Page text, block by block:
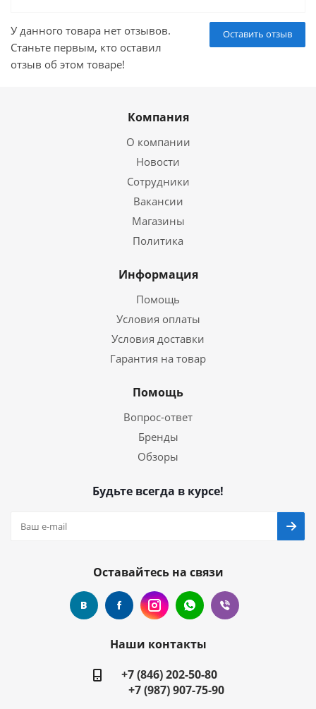
Оставить отзыв
У данного товара нет отзывов.
Станьте первым, кто оставил
отзыв об этом товаре!
Компания
О компании
Новости
Сотрудники
Вакансии
Магазины
Политика
Информация
Помощь
Условия оплаты
Условия доставки
Гарантия на товар
Помощь
Вопрос-ответ
Бренды
Обзоры
Будьте всегда в курсе!
Оставайтесь на связи
Наши контакты
+7 (846) 202-50-80
+7 (987) 907-75-90